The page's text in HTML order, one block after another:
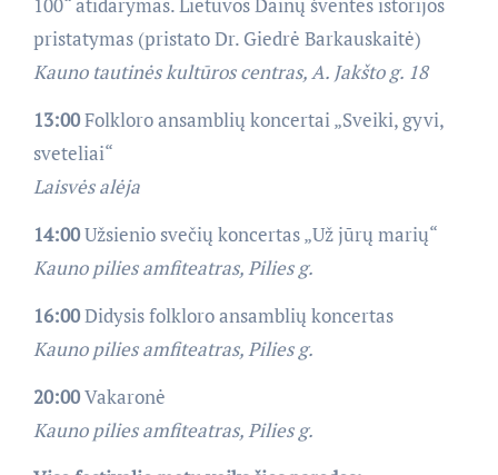
100“ atidarymas. Lietuvos Dainų šventės istorijos
pristatymas (pristato Dr. Giedrė Barkauskaitė)
Kauno tautinės kultūros centras, A. Jakšto g. 18
13:00Folkloro ansamblių koncertai „Sveiki, gyvi,
sveteliai“
Laisvės alėja
14:00Užsienio svečių koncertas „Už jūrų marių“
Kauno pilies amfiteatras, Pilies g.
16:00Didysis folkloro ansamblių koncertas
Kauno pilies amfiteatras, Pilies g.
20:00Vakaronė
Kauno pilies amfiteatras, Pilies g.